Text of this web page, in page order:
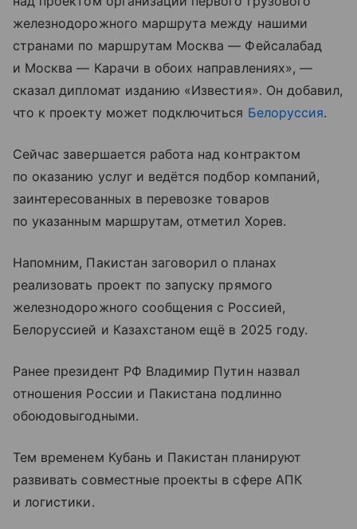
железнодорожного маршрута между нашими
странами по маршрутам Москва — Фейсалабад
и Москва — Карачи в обоих направлениях», —
сказал дипломат изданию «Известия». Он добавил,
что к проекту может подключиться Белоруссия.
Сейчас завершается работа над контрактом
по оказанию услуг и ведётся подбор компаний,
заинтересованных в перевозке товаров
по указанным маршрутам, отметил Хорев.
Напомним, Пакистан заговорил о планах
реализовать проект по запуску прямого
железнодорожного сообщения с Россией,
Белоруссией и Казахстаном ещё в 2025 году.
Ранее президент РФ Владимир Путин назвал
отношения России и Пакистана подлинно
обоюдовыгодными.
Тем временем Кубань и Пакистан планируют
развивать совместные проекты в сфере АПК
и логистики.